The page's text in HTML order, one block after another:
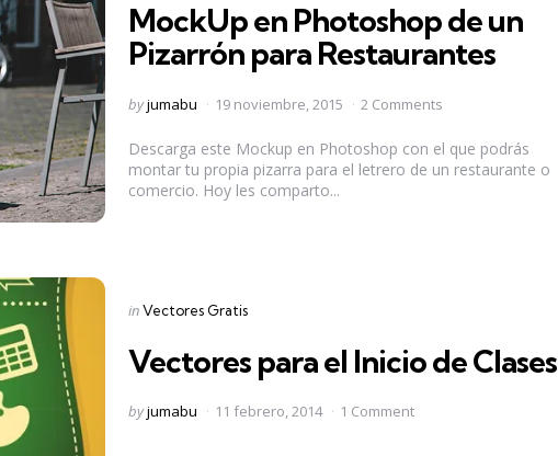
MockUp en Photoshop de un
Pizarrón para Restaurantes
Posted
byjumabu 19 noviembre, 2015 2 Comments
Descarga este Mockup en Photoshop con el que podrás
montar tu propia pizarra para el letrero de un restaurante o
comercio. Hoy les comparto...
Categories
Posted
in Vectores Gratis
Vectores para el Inicio de Clases
Posted
byjumabu 11 febrero, 2014 1 Comment